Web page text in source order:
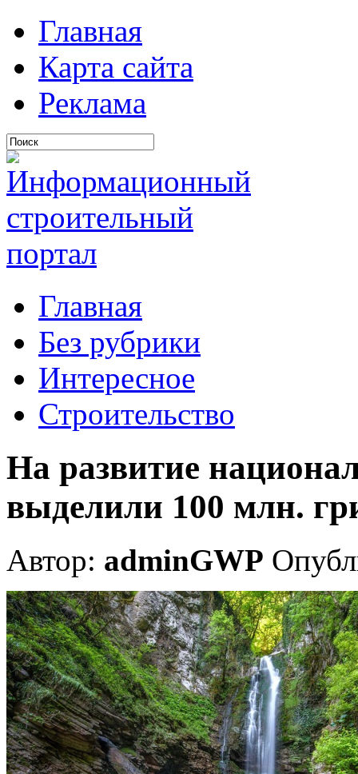
Главная
Карта сайта
Реклама
Главная
Без рубрики
Интересное
Строительство
На развитие
выделили 100 млн.
Автор: adminGWP